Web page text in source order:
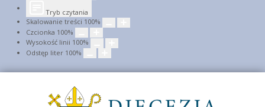
Tryb czytania
Skalowanie treści 100%
Czcionka 100%
Wysokość linii 100%
Odstęp liter 100%